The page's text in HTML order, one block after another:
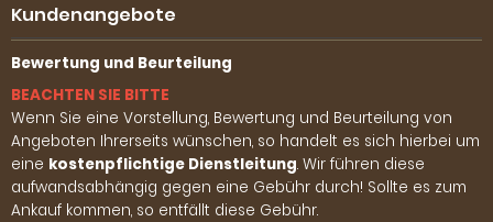
Kundenangebote
Bewertung und Beurteilung
BEACHTEN SIE BITTE
Wenn Sie eine Vorstellung, Bewertung und Beurteilung von
Angeboten Ihrerseits wünschen, so handelt es sich hierbei um
eine kostenpflichtige Dienstleitung. Wir führen diese
aufwandsabhängig gegen eine Gebühr durch! Sollte es zum
Ankauf kommen, so entfällt diese Gebühr.